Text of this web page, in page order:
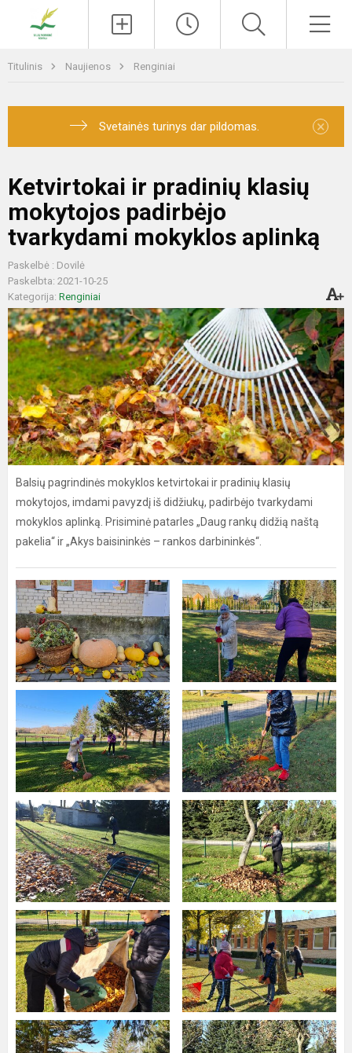
Titulinis Naujienos Renginiai
Svetainės turinys dar pildomas. ×
Ketvirtokai ir pradinių klasių
mokytojos padirbėjo
tvarkydami mokyklos aplinką
Paskelbė : Dovilė
Paskelbta: 2021-10-25
Kategorija: Renginiai
Balsių pagrindinės mokyklos ketvirtokai ir pradinių klasių
mokytojos, imdami pavyzdį iš didžiukų, padirbėjo tvarkydami
mokyklos aplinką. Prisiminė patarles „Daug rankų didžią naštą
pakelia“ ir „Akys baisininkės – rankos darbininkės“.